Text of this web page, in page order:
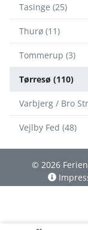
Tasinge (25)
Thurø (11)
Tommerup (3)
Tørresø (110)
Varbjerg / Bro
Vejlby Fed (48)
© 2026